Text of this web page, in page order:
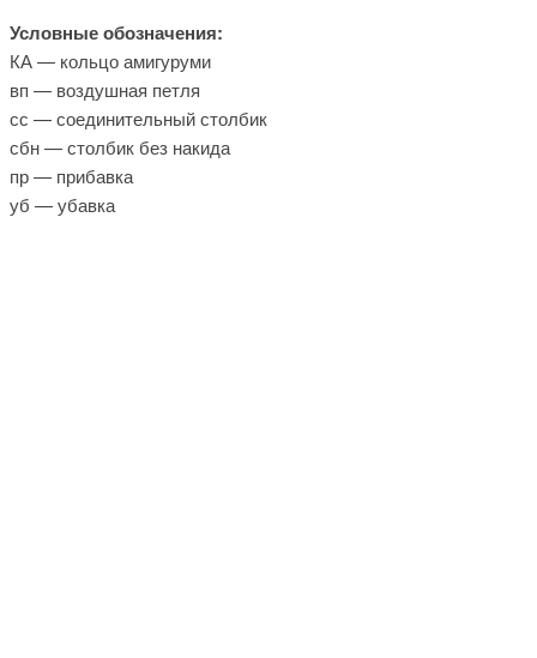
Условные обозначения:
КА — кольцо амигуруми
вп — воздушная петля
сс — соединительный столбик
сбн — столбик без накида
пр — прибавка
уб — убавка